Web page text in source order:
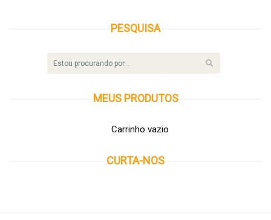
PESQUISA
MEUS PRODUTOS
Carrinho vazio
CURTA-NOS